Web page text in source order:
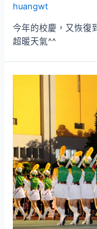
huangwt
今年的校慶，又恢復
超暖天氣^^